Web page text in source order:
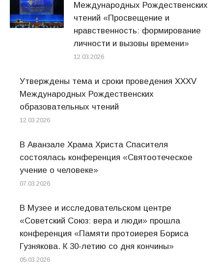
Международных Рождественских
чтений «Просвещение и
нравственность: формирование
личности и вызовы времени»
12.03.2026
Утверждены тема и сроки проведения XXXV
Международных Рождественских
образовательных чтений
12.03.2026
В Аванзале Храма Христа Спасителя
состоялась конференция «Святоотеческое
учение о человеке»
07.03.2026
В Музее и исследовательском центре
«Советский Союз: вера и люди» прошла
конференция «Памяти протоиерея Бориса
Гузнякова. К 30-летию со дня кончины»
05.03.2026